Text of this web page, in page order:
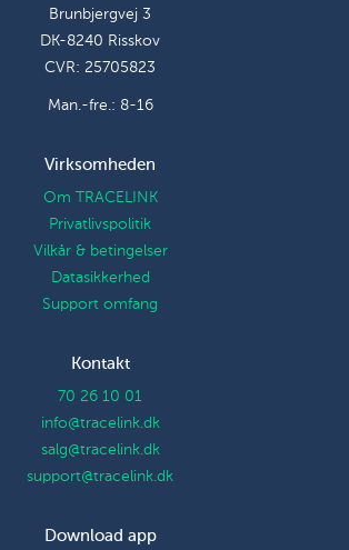
Brunbjergvej 3
DK-8240 Risskov
CVR: 25705823
Man.-fre.: 8-16
Virksomheden
Om TRACELINK
Privatlivspolitik
Vilkår & betingelser
Datasikkerhed
Support omfang
Kontakt
70 26 10 01
info@tracelink.dk
salg@tracelink.dk
support@tracelink.dk
Download app